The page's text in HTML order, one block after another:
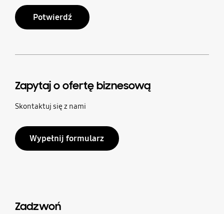
Potwierdź
Zapytaj o ofertę biznesową
Skontaktuj się z nami
Wypełnij formularz
Zadzwoń